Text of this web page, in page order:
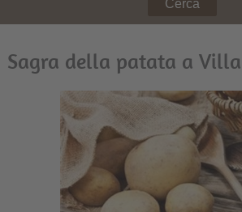
Cerca
Sagra della patata a